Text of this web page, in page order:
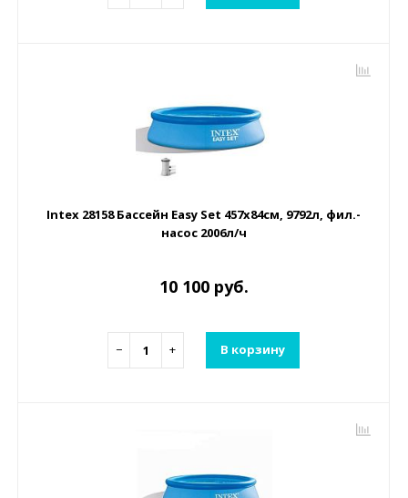
Intex 28158 Бассейн Easy Set 457х84см, 9792л, фил.-
насос 2006л/ч
10 100 руб.
− + В корзину